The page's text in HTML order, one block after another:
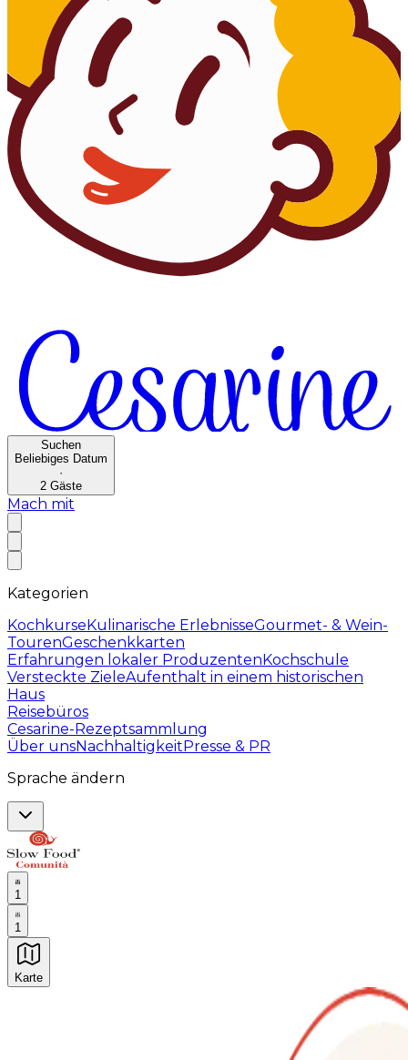
Suchen
Beliebiges Datum
·
2 Gäste
Mach mit
Kategorien
KochkurseKulinarische ErlebnisseGourmet- & Wein-
TourenGeschenkkarten
Erfahrungen lokaler ProduzentenKochschule
Versteckte ZieleAufenthalt in einem historischen
Haus
Reisebüros
Cesarine-Rezeptsammlung
Über unsNachhaltigkeitPresse & PR
Sprache ändern
1
1
Karte
Unvergessliche kulinarische Erlebnisse: